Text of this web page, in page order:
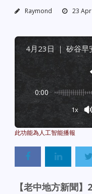
Raymond 23
4月23日 ｜ 矽谷
0:00
1x
【老中地方新聞